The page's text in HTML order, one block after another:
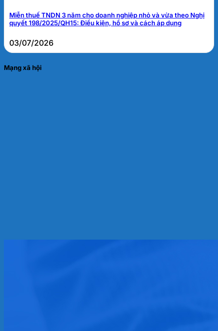
Miễn thuế TNDN 3 năm cho doanh nghiệp nhỏ và vừa theo Nghị
quyết 198/2025/QH15: Điều kiện, hồ sơ và cách áp dụng
03/07/2026
Mạng xã hội